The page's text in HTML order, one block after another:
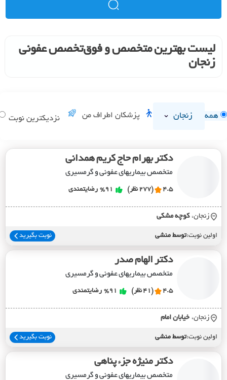
لیست بهترین متخصص و فوق‌تخصص عفونی
زنجان
همه زنجان پزشکان اطراف من نزدیکترین نوبت
دکتر بهرام حاج کریم همدانی
متخصص بیماریهای عفونی و گرمسیری
4.5 (277 نظر) %91 رضایتمندی
زنجان، کوچه مشکي
اولین نوبت:توسط منشی نوبت بگیرید
دکتر الهام صدر
متخصص بیماریهای عفونی و گرمسیری
4.5 (41 نظر) %91 رضایتمندی
زنجان، خيابان امام
اولین نوبت:توسط منشی نوبت بگیرید
دکتر منیژه جزء پناهی
متخصص بیماریهای عفونی و گرمسیری